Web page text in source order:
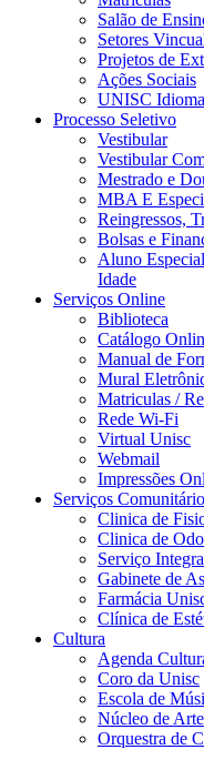
Salão de
Setores
Projetos de
Ações Sociais
UNISC
Processo Seletivo
Vestibular
Vestibular
Mestrado e
MBA E
Reingressos,
Bolsas e
Aluno
Idade
Serviços Online
Biblioteca
Catálogo
Manual de
Mural
Matriculas /
Rede Wi-Fi
Virtual Unisc
Webmail
Impressões
Serviços
Clinica de
Clinica de
Serviço
Gabinete de
Farmácia
Clínica de
Cultura
Agenda
Coro da Unisc
Escola de
Núcleo de
Orquestra de